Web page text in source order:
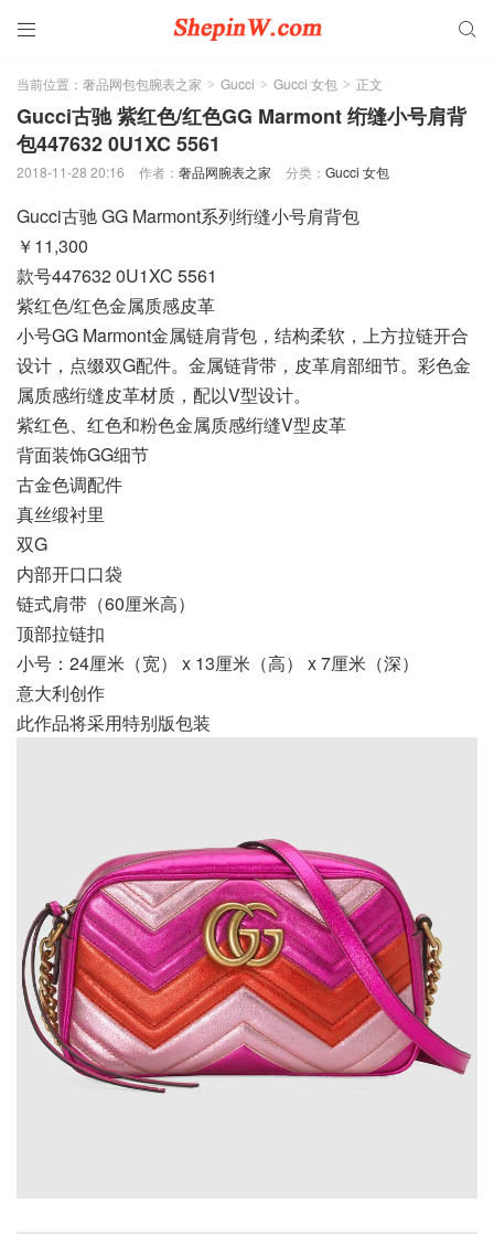
 
当前位置： 奢品网包包腕表之家 > Gucci > Gucci 女包 > 正文
Gucci古驰 紫红色/红色GG Marmont 绗缝小号肩背
包447632 0U1XC 5561
2018-11-28 20:16 作者： 奢品网腕表之家 分类： Gucci 女包
Gucci古驰 GG Marmont系列绗缝小号肩背包
￥11,300
款号447632 0U1XC 5561
紫红色/红色金属质感皮革
小号GG Marmont金属链肩背包，结构柔软，上方拉链开合
设计，点缀双G配件。金属链背带，皮革肩部细节。彩色金
属质感绗缝皮革材质，配以V型设计。
紫红色、红色和粉色金属质感绗缝V型皮革
背面装饰GG细节
古金色调配件
真丝缎衬里
双G
内部开口口袋
链式肩带（60厘米高）
顶部拉链扣
小号：24厘米（宽） x 13厘米（高） x 7厘米（深）
意大利创作
此作品将采用特别版包装